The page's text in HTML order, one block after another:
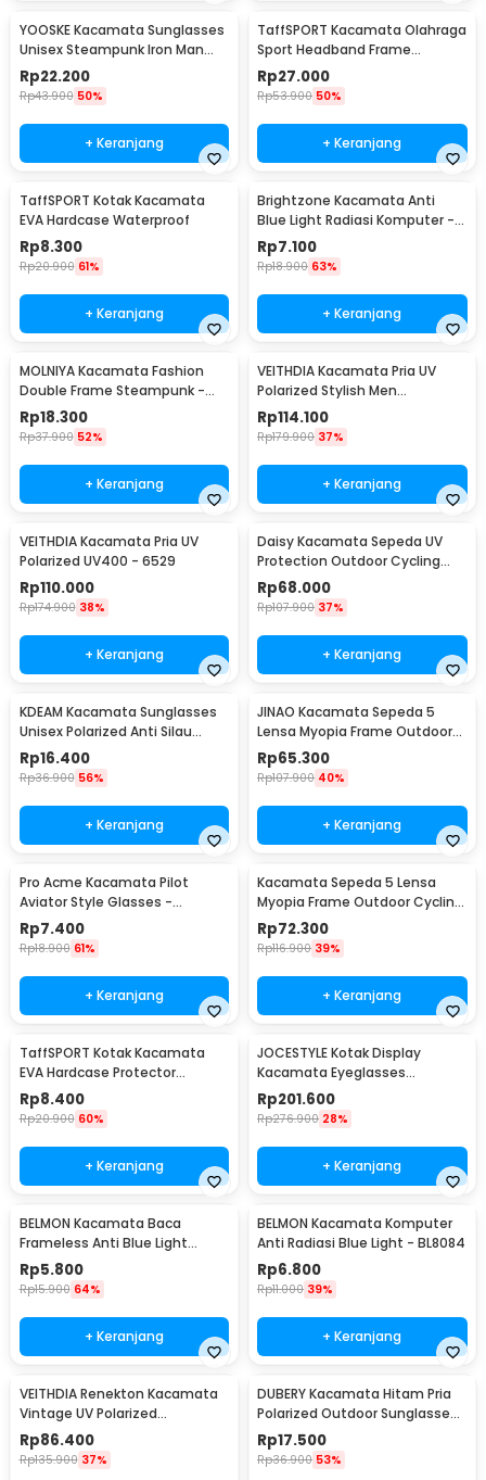
YOOSKE Kacamata Sunglasses
Unisex Steampunk Iron Man
Tony Stark - 3023
Rp22.200
Rp43.900 50%
+ Keranjang
TaffSPORT Kacamata Olahraga
Sport Headband Frame
Glasses - 9833
Rp27.000
Rp53.900 50%
+ Keranjang
TaffSPORT Kotak Kacamata
EVA Hardcase Waterproof
Rp8.300
Rp20.900 61%
+ Keranjang
Brightzone Kacamata Anti
Blue Light Radiasi Komputer -
E27
Rp7.100
Rp18.900 63%
+ Keranjang
MOLNIYA Kacamata Fashion
Double Frame Steampunk -
NE60
Rp18.300
Rp37.900 52%
+ Keranjang
VEITHDIA Kacamata Pria UV
Polarized Stylish Men
Sunglasses - 6588
Rp114.100
Rp179.900 37%
+ Keranjang
VEITHDIA Kacamata Pria UV
Polarized UV400 - 6529
Rp110.000
Rp174.900 38%
+ Keranjang
Daisy Kacamata Sepeda UV
Protection Outdoor Cycling
Sunglasses - X7
Rp68.000
Rp107.900 37%
+ Keranjang
KDEAM Kacamata Sunglasses
Unisex Polarized Anti Silau
Outdoor UV200 KD156 - KD156
Rp16.400
Rp36.900 56%
+ Keranjang
JINAO Kacamata Sepeda 5
Lensa Myopia Frame Outdoor
Cycling Sunglasses - 0089
Rp65.300
Rp107.900 40%
+ Keranjang
Pro Acme Kacamata Pilot
Aviator Style Glasses -
CC0744
Rp7.400
Rp18.900 61%
+ Keranjang
Kacamata Sepeda 5 Lensa
Myopia Frame Outdoor Cycling
Sunglasses - 0089
Rp72.300
Rp116.900 39%
+ Keranjang
TaffSPORT Kotak Kacamata
EVA Hardcase Protector
Waterproof - JL-10028
Rp8.400
Rp20.900 60%
+ Keranjang
JOCESTYLE Kotak Display
Kacamata Eyeglasses
Sunglasses Box 12 Slot - SWK78
Rp201.600
Rp276.900 28%
+ Keranjang
BELMON Kacamata Baca
Frameless Anti Blue Light
Reading Plus 1 - 641
Rp5.800
Rp15.900 64%
+ Keranjang
BELMON Kacamata Komputer
Anti Radiasi Blue Light - BL8084
Rp6.800
Rp11.000 39%
+ Keranjang
VEITHDIA Renekton Kacamata
Vintage UV Polarized
Sunglasses - 2462
Rp86.400
Rp135.900 37%
DUBERY Kacamata Hitam Pria
Polarized Outdoor Sunglasses
- D731-04
Rp17.500
Rp36.900 53%